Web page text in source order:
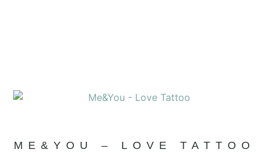
ME&YOU – LOVE TATTOO